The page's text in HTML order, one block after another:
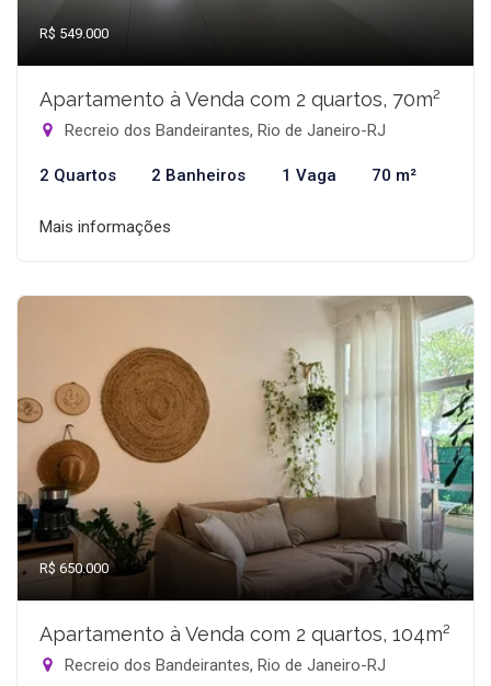
R$ 549.000
Apartamento à Venda com 2 quartos, 70m²
Recreio dos Bandeirantes, Rio de Janeiro-RJ
2 Quartos 2 Banheiros 1 Vaga 70 m²
Mais informações
R$ 650.000
Apartamento à Venda com 2 quartos, 104m²
Recreio dos Bandeirantes, Rio de Janeiro-RJ